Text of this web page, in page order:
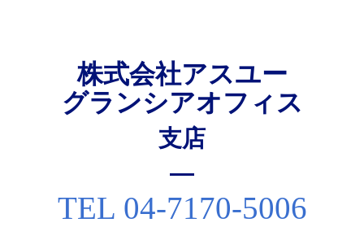
株式会社アスユー
グランシアオフィス
⽀店
TEL 04-7170-5006